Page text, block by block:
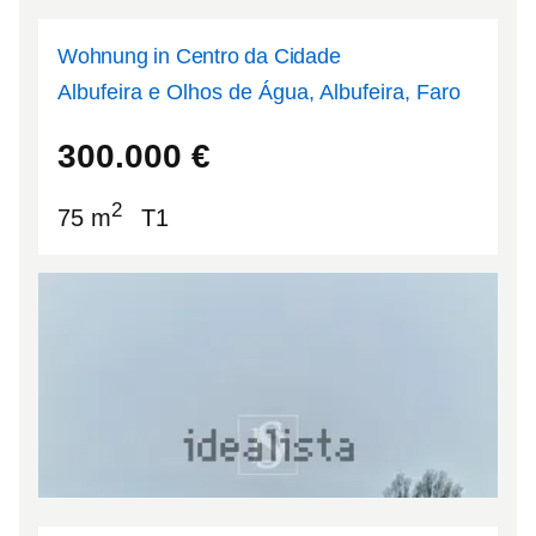
Wohnung in Centro da Cidade
Albufeira e Olhos de Água, Albufeira, Faro
300.000 €
75 m2 T1